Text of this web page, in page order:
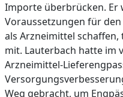
Importe überbrücken. Er
Voraussetzungen für
als Arzneimittel schaffen,
mit. Lauterbach hatte im
Arzneimittel-
Weg gebracht, um